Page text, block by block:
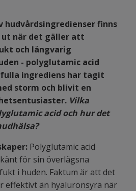
hudvårdsingredienser finns
ut när det gäller att
och långvarig
- polyglutamic acid
ingrediens har tagit
storm och blivit en
Vilka
acid och hur det
Polyglutamic acid
för sin överlägsna
i huden. Faktum är att det
effektivt än hyaluronsyra när